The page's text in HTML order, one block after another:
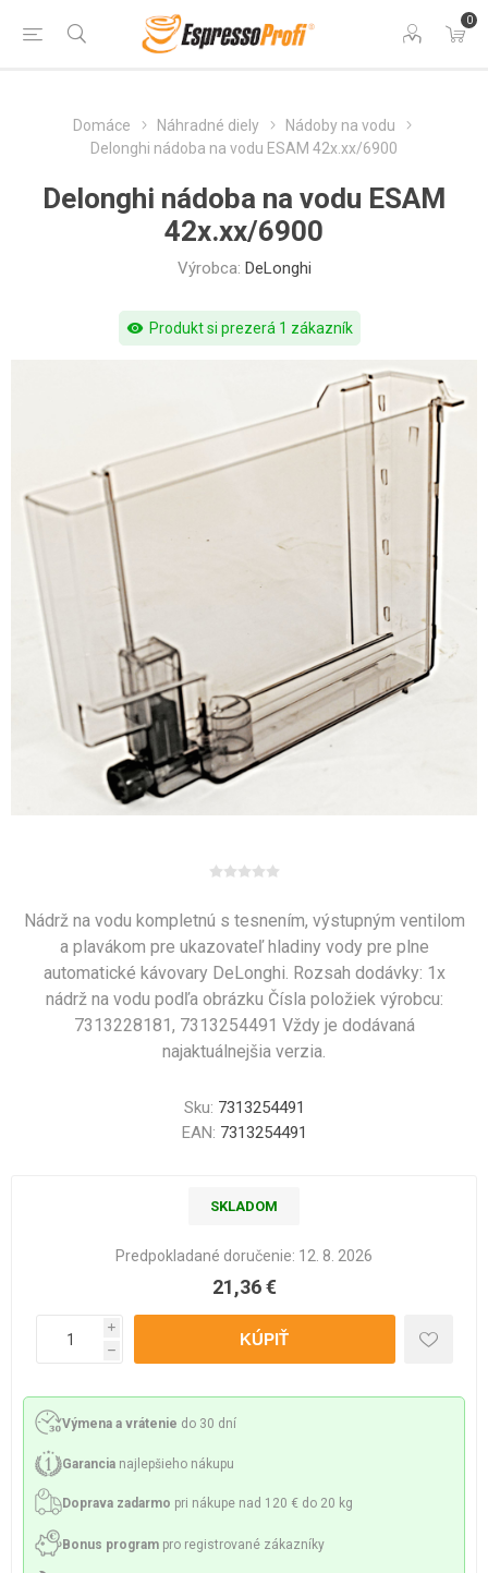
0
Domáce Náhradné diely
Nádoby na vodu
Delonghi nádoba na vodu ESAM 42x.xx/6900
Delonghi nádoba na vodu ESAM
42x.xx/6900
Výrobca: DeLonghi
visibility Produkt si prezerá 1 zákazník
Nádrž na vodu kompletnú s tesnením, výstupným ventilom
a plavákom pre ukazovateľ hladiny vody pre plne
automatické kávovary DeLonghi. Rozsah dodávky: 1x
nádrž na vodu podľa obrázku Čísla položiek výrobcu:
7313228181, 7313254491 Vždy je dodávaná
najaktuálnejšia verzia.
Sku: 7313254491
EAN: 7313254491
SKLADOM
Predpokladané doručenie: 12. 8. 2026
21,36 €
i
h
Výmena a vrátenie do 30 dní
Garancia najlepšieho nákupu
Doprava zadarmo pri nákupe nad 120 € do 20 kg
Bonus program pro registrované zákazníky